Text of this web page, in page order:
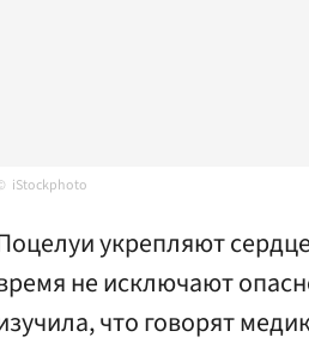
iStockphoto
укрепляют
не исключают
что говорят